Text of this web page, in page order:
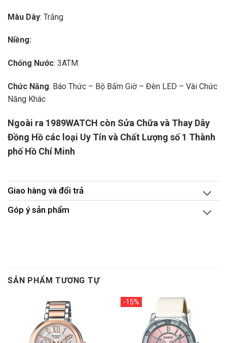
Màu Dây: Trắng
Niềng:
Chống Nước: 3ATM
Chức Năng: Báo Thức – Bộ Bấm Giờ – Đèn LED – Vài Chức
Năng Khác
Ngoài ra 1989WATCH còn Sửa Chữa và Thay Dây
Đồng Hồ các loại Uy Tín và Chất Lượng số 1 Thành
phố Hồ Chí Minh
Giao hàng và đổi trả
Góp ý sản phẩm
SẢN PHẨM TƯƠNG TỰ
-15%